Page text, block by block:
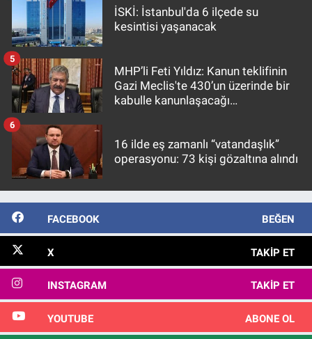
İSKİ: İstanbul'da 6 ilçede su
kesintisi yaşanacak
MHP’li Feti Yıldız: Kanun teklifinin
Gazi Meclis'te 430’un üzerinde bir
kabulle kanunlaşacağı
5
16 ilde eş zamanlı “vatandaşlık”
operasyonu: 73 kişi gözaltına alındı
6
FACEBOOK BEĞEN
X TAKIP ET
INSTAGRAM TAKIP ET
YOUTUBE ABONE OL